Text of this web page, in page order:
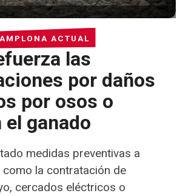
ACTUAL
las
por daños
por osos o
ganado
medidas preventivas a
como la contratación de
cercados eléctricos o